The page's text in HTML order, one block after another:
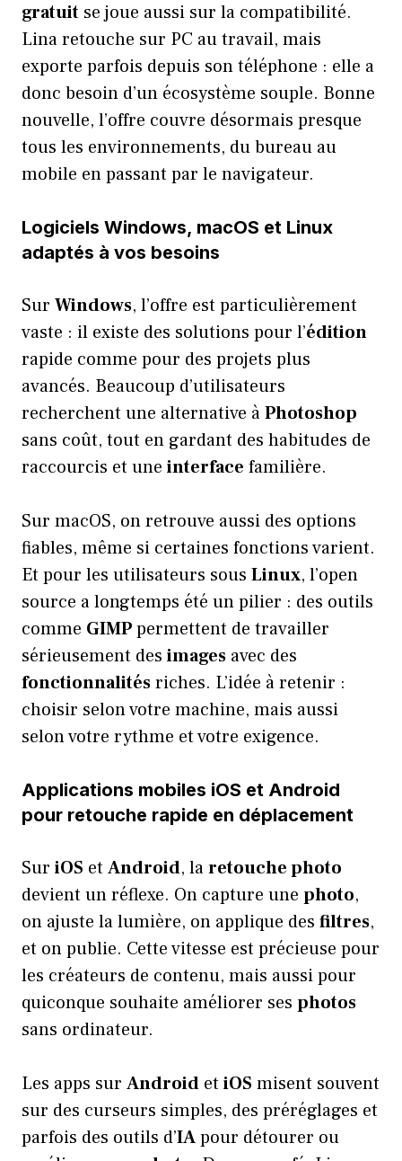
gratuit se joue aussi sur la compatibilité.
Lina retouche sur PC au travail, mais
exporte parfois depuis son téléphone : elle a
donc besoin d’un écosystème souple. Bonne
nouvelle, l’offre couvre désormais presque
tous les environnements, du bureau au
mobile en passant par le navigateur.
Logiciels Windows, macOS et Linux
adaptés à vos besoins
Sur Windows, l’offre est particulièrement
vaste : il existe des solutions pour l’édition
rapide comme pour des projets plus
avancés. Beaucoup d’utilisateurs
recherchent une alternative àPhotoshop
sans coût, tout en gardant des habitudes de
raccourcis et une interface familière.
Sur macOS, on retrouve aussi des options
fiables, même si certaines fonctions varient.
Et pour les utilisateurs sous Linux, l’open
source a longtemps été un pilier : des outils
comme GIMPpermettent de travailler
sérieusement des images avec des
fonctionnalitésriches. L’idée à retenir :
choisir selon votre machine, mais aussi
selon votre rythme et votre exigence.
Applications mobiles iOS et Android
pour retouche rapide en déplacement
Sur iOS etAndroid, laretouche photo
devient un réflexe. On capture une photo,
on ajuste la lumière, on applique des filtres,
et on publie. Cette vitesse est précieuse pour
les créateurs de contenu, mais aussi pour
quiconque souhaite améliorer ses photos
sans ordinateur.
Les apps sur Android etiOS misent souvent
sur des curseurs simples, des préréglages et
parfois des outils d’IApour détourer ou